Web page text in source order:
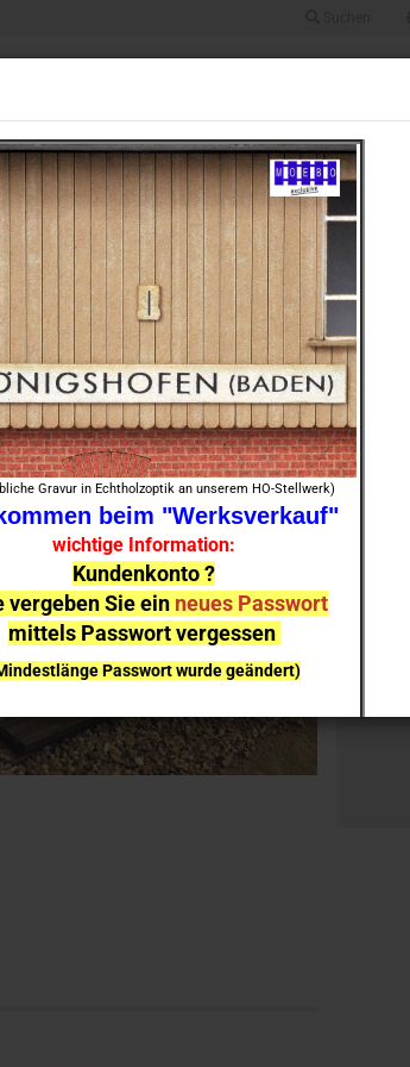
Gravur in Echtholzoptik an unserem HO-Stellwerk)
beim "Werksverkauf"
wichtige Information:
Kundenkonto ?
vergeben Sie ein neues Passwort
mittels Passwort vergessen
Passwort wurde geändert)
Artikeln kann es aufgrund der
zu Lieferverzögerungen
HO BAUGRÖSSE TT BAUGRÖSSE N
Spar - SET (6 Stück) new 2021
Kategorie
HO-
f.
new
Art.Nr.: